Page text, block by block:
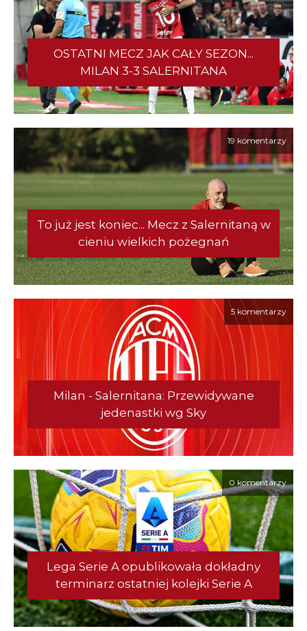
OSTATNI MECZ JAK CAŁY SEZON...
MILAN 3-3 SALERNITANA
19 komentarzy
To już jest koniec... Mecz z Salernitaną w
cieniu wielkich pożegnań
5 komentarzy
Milan - Salernitana: Przewidywane
jedenastki wg Sky
0 komentarzy
Lega Serie A opublikowała dokładny
terminarz ostatniej kolejki Serie A